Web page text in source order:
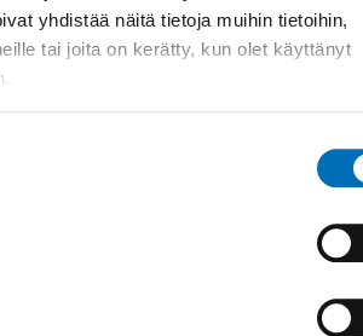
yhdistää näitä tietoja muihin tietoihin,
tai joita on kerätty, kun olet käyttänyt